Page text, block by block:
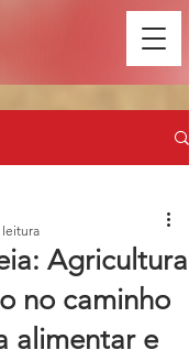
Agricultura
no caminho
alimentar e
leitura